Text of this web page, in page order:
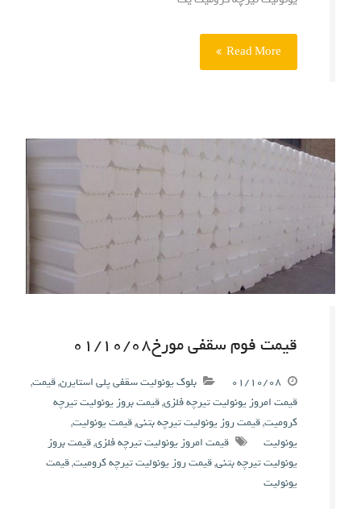
Read More
قیمت فوم سقفی مورخ۰۱/۱۰/۰۸
۰۱/۱۰/۰۸ بلوک یونولیت سقفی پلی استایرن,قیمت,
قیمت امروز یونولیت تیرچه فلزی,قیمت بروز یونولیت تیرچه
کرومیت,قیمت روز یونولیت تیرچه بتنی,قیمت یونولیت,
یونولیت
قیمت امروز یونولیت تیرچه فلزی,قیمت بروز
یونولیت تیرچه بتنی,قیمت روز یونولیت تیرچه کرومیت,قیمت
یونولیت